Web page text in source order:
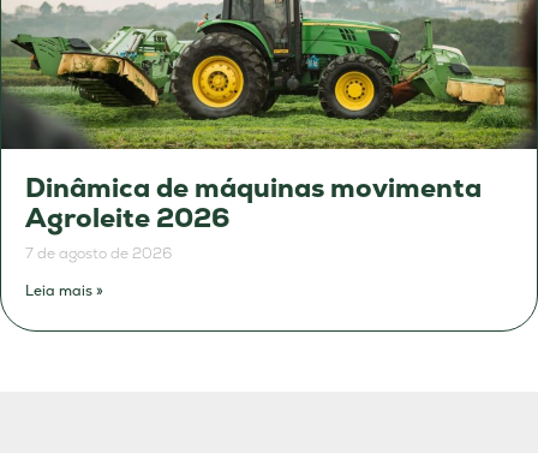
Dinâmica de máquinas movimenta
Agroleite 2026
7 de agosto de 2026
Leia mais »